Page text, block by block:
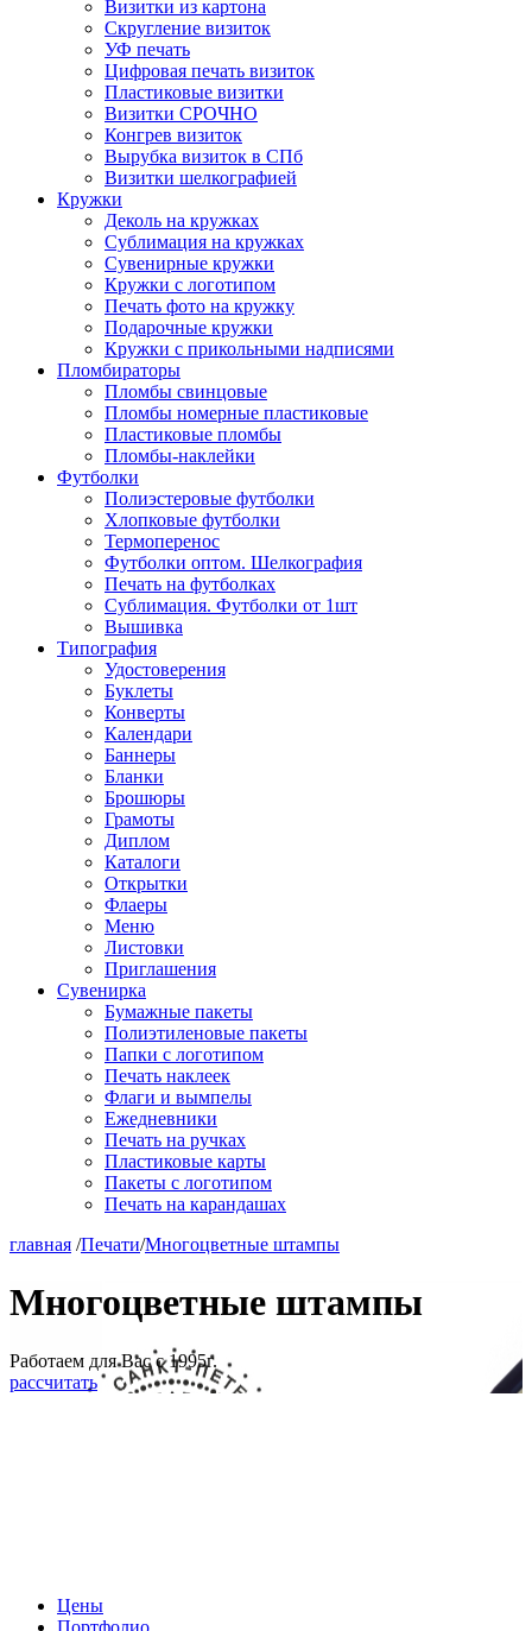
Визитки из картона
Скругление визиток
УФ печать
Цифровая печать визиток
Пластиковые визитки
Визитки СРОЧНО
Конгрев визиток
Вырубка визиток в СПб
Визитки шелкографией
Кружки
Деколь на кружках
Сублимация на кружках
Сувенирные кружки
Кружки с логотипом
Печать фото на кружку
Подарочные кружки
Кружки с прикольными надписями
Пломбираторы
Пломбы свинцовые
Пломбы номерные пластиковые
Пластиковые пломбы
Пломбы-наклейки
Футболки
Полиэстеровые футболки
Хлопковые футболки
Термоперенос
Футболки оптом. Шелкография
Печать на футболках
Сублимация. Футболки от 1шт
Вышивка
Типография
Удостоверения
Буклеты
Конверты
Календари
Баннеры
Бланки
Брошюры
Грамоты
Диплом
Каталоги
Открытки
Флаеры
Меню
Листовки
Приглашения
Сувенирка
Бумажные пакеты
Полиэтиленовые пакеты
Папки с логотипом
Печать наклеек
Флаги и вымпелы
Ежедневники
Печать на ручках
Пластиковые карты
Пакеты с логотипом
Печать на карандашах
главная /Печати/Многоцветные штампы
Многоцветные штампы
Работаем для Вас с 1995г.
рассчитать
Цены
Портфолио